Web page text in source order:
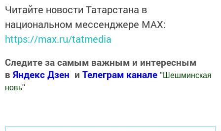
Читайте новости Татарстана в
национальном мессенджере MАХ:
https://max.ru/tatmedia
Следите за самым важным и интересным
в Яндекс Дзен и Телеграм канале " Шешминская
новь"